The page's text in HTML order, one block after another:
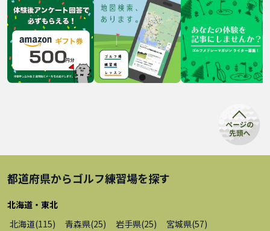
都道府県からゴルフ練習場を探す
北海道・東北
北海道(115) 青森県(25) 岩手県(25) 宮城県(57)